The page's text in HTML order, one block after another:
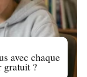
avec chaque
gratuit ?